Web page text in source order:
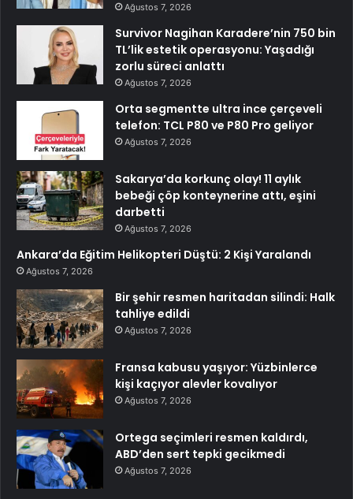
Ağustos 7, 2026
Survivor Nagihan Karadere’nin 750 bin
TL’lik estetik operasyonu: Yaşadığı
zorlu süreci anlattı
Ağustos 7, 2026
Orta segmentte ultra ince çerçeveli
telefon: TCL P80 ve P80 Pro geliyor
Ağustos 7, 2026
Sakarya’da korkunç olay! 11 aylık
bebeği çöp konteynerine attı, eşini
darbetti
Ağustos 7, 2026
Ankara’da Eğitim Helikopteri Düştü: 2 Kişi Yaralandı
Ağustos 7, 2026
Bir şehir resmen haritadan silindi: Halk
tahliye edildi
Ağustos 7, 2026
Fransa kabusu yaşıyor: Yüzbinlerce
kişi kaçıyor alevler kovalıyor
Ağustos 7, 2026
Ortega seçimleri resmen kaldırdı,
ABD’den sert tepki gecikmedi
Ağustos 7, 2026